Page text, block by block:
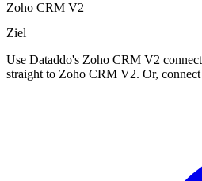
Zoho CRM V2
Ziel
Use Dataddo's Zoho CRM V2
straight to Zoho CRM V2. Or,